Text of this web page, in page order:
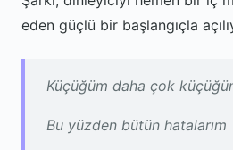
eden güçlü bir başlangıçla
Küçüğüm daha çok
Bu yüzden bütün hatalarım